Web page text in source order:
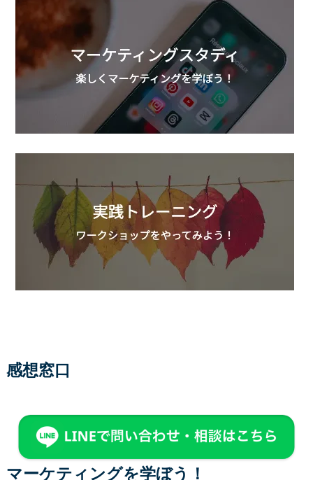
感想窓口
マーケティングを学ぼう！